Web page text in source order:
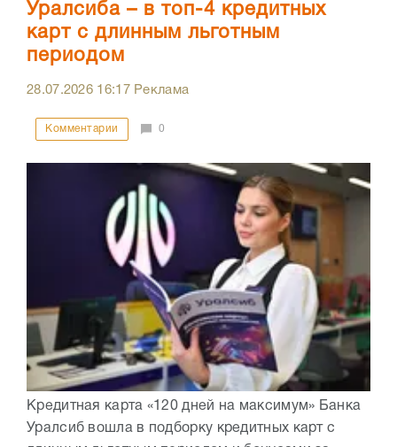
Уралсиба – в топ-4 кредитных
карт с длинным льготным
периодом
28.07.2026 16:17 Реклама
Комментарии 0
Кредитная карта «120 дней на максимум» Банка
Уралсиб вошла в подборку кредитных карт с